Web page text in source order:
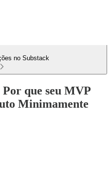
no Substack
que seu MVP
Minimamente